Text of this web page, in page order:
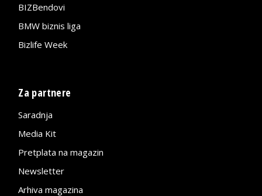
BIZBendovi
BMW biznis liga
Bizlife Week
Za partnere
Saradnja
Media Kit
Pretplata na magazin
Newsletter
Arhiva magazina